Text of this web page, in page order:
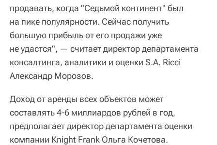
продавать, когда "Седьмой континент" был
на пике популярности. Сейчас получить
большую прибыль от его продажи уже
не удастся", — считает директор департамента
консалтинга, аналитики и оценки S.A. Ricci
Александр Морозов.
Доход от аренды всех объектов может
составлять 4-6 миллиардов рублей в год,
предполагает директор департамента оценки
компании Knight Frank Ольга Кочетова.